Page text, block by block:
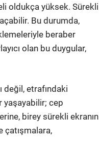
oldukça yüksek. Sürekli
Bu durumda,
beraber
olan bu duygular,
değil, etrafındaki
yaşayabilir; cep
birey sürekli ekranın
çatışmalara,